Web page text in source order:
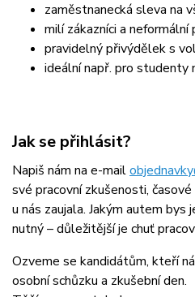
zaměstnanecká sleva na
milí zákazníci a
pravidelný přivýdělek s
ideální např. pro studenty
Jak se přihlásit?
Napiš nám na e-mail
své pracovní zkušenosti,
u nás zaujala. Jakým autem
nutný – důležitější je chuť
Ozveme se kandidátům, kteří
osobní schůzku a zkušební den.